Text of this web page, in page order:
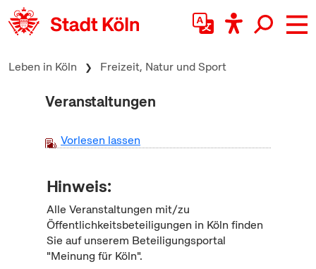
zum Inhalt springen
Leben in Köln Freizeit, Natur und Sport
Veranstaltungen
Vorlesen lassen
Hinweis:
Alle Veranstaltungen mit/zu
Öffentlichkeitsbeteiligungen in Köln finden
Sie auf unserem Beteiligungsportal
"Meinung für Köln".